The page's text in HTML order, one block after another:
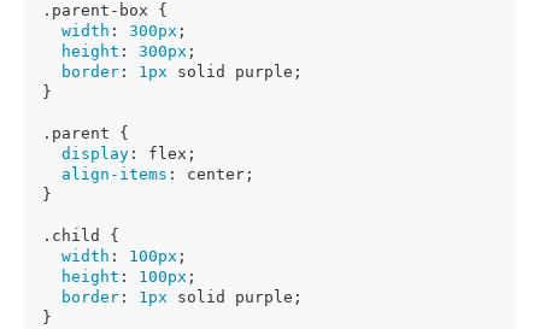
.parent-box {
width : 300px ;
height : 300px ;
border : 1px solid purple;
}
.parent {
display : flex;
align-items : center;
}
.child
{
width : 100px ;
height : 100px ;
border : 1px solid purple;
}